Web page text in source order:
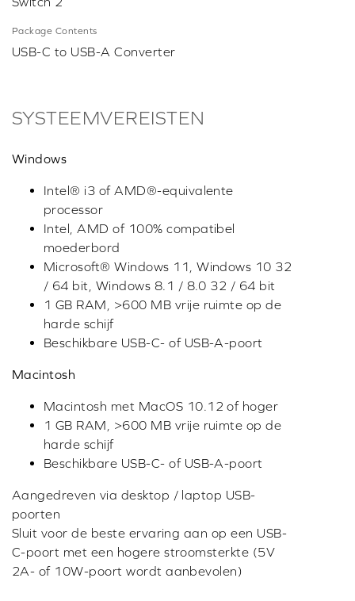
Package Contents
USB-C to USB-A Converter
SYSTEEMVEREISTEN
Windows
Intel® i3 of AMD®-equivalente
processor
Intel, AMD of 100% compatibel
moederbord
Microsoft® Windows 11, Windows 10 32
/ 64 bit, Windows 8.1 / 8.0 32 / 64 bit
1 GB RAM, >600 MB vrije ruimte op de
harde schijf
Beschikbare USB-C- of USB-A-poort
Macintosh
Macintosh met MacOS 10.12 of hoger
1 GB RAM, >600 MB vrije ruimte op de
harde schijf
Beschikbare USB-C- of USB-A-poort
Aangedreven via desktop / laptop USB-
poorten
Sluit voor de beste ervaring aan op een USB-
C-poort met een hogere stroomsterkte (5V
2A- of 10W-poort wordt aanbevolen)